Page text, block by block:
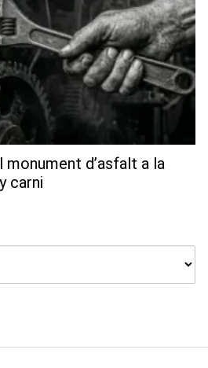
monument d’asfalt a la
carni